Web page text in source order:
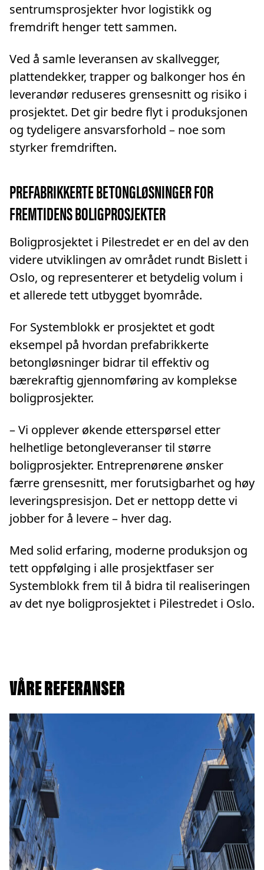
sentrumsprosjekter hvor logistikk og
fremdrift henger tett sammen.
Ved å samle leveransen av skallvegger,
plattendekker, trapper og balkonger hos én
leverandør reduseres grensesnitt og risiko i
prosjektet. Det gir bedre flyt i produksjonen
og tydeligere ansvarsforhold – noe som
styrker fremdriften.
PREFABRIKKERTE BETONGLØSNINGER FOR
FREMTIDENS BOLIGPROSJEKTER
Boligprosjektet i Pilestredet er en del av den
videre utviklingen av området rundt Bislett i
Oslo, og representerer et betydelig volum i
et allerede tett utbygget byområde.
For Systemblokk er prosjektet et godt
eksempel på hvordan prefabrikkerte
betongløsninger bidrar til effektiv og
bærekraftig gjennomføring av komplekse
boligprosjekter.
– Vi opplever økende etterspørsel etter
helhetlige betongleveranser til større
boligprosjekter. Entreprenørene ønsker
færre grensesnitt, mer forutsigbarhet og høy
leveringspresisjon. Det er nettopp dette vi
jobber for å levere – hver dag.
Med solid erfaring, moderne produksjon og
tett oppfølging i alle prosjektfaser ser
Systemblokk frem til å bidra til realiseringen
av det nye boligprosjektet i Pilestredet i Oslo.
VÅRE REFERANSER